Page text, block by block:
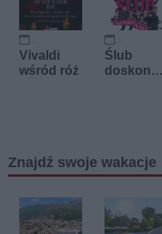
26 września 2026
Vivaldi
wśród róż
27 września 2026
Ślub
doskonał
Znajdź swoje wakacje